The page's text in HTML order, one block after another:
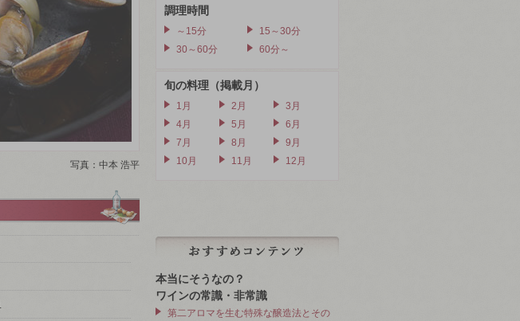
写真：中本 浩平
調理時間
～15分
15～30分
30～60分
60分～
旬の料理（掲載月）
1月 2月
3月
4月
5月
6月
7月
8月
9月
10月
11月 12月
本当にそうなの？
ワインの常識・非常識
第二アロマを生む特殊な醸造法とその